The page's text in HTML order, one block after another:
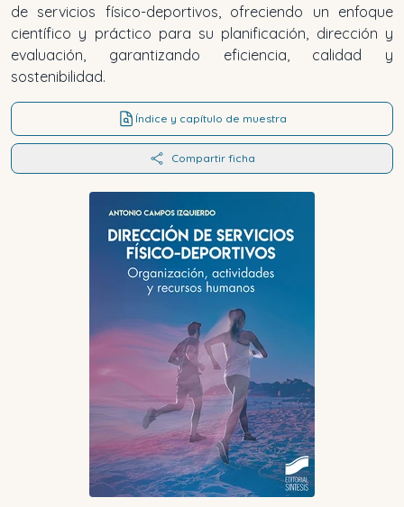
de servicios físico-deportivos, ofreciendo un enfoque
científico y práctico para su planificación, dirección y
evaluación, garantizando eficiencia, calidad y
sostenibilidad.
Índice y capítulo de muestra
Compartir ficha